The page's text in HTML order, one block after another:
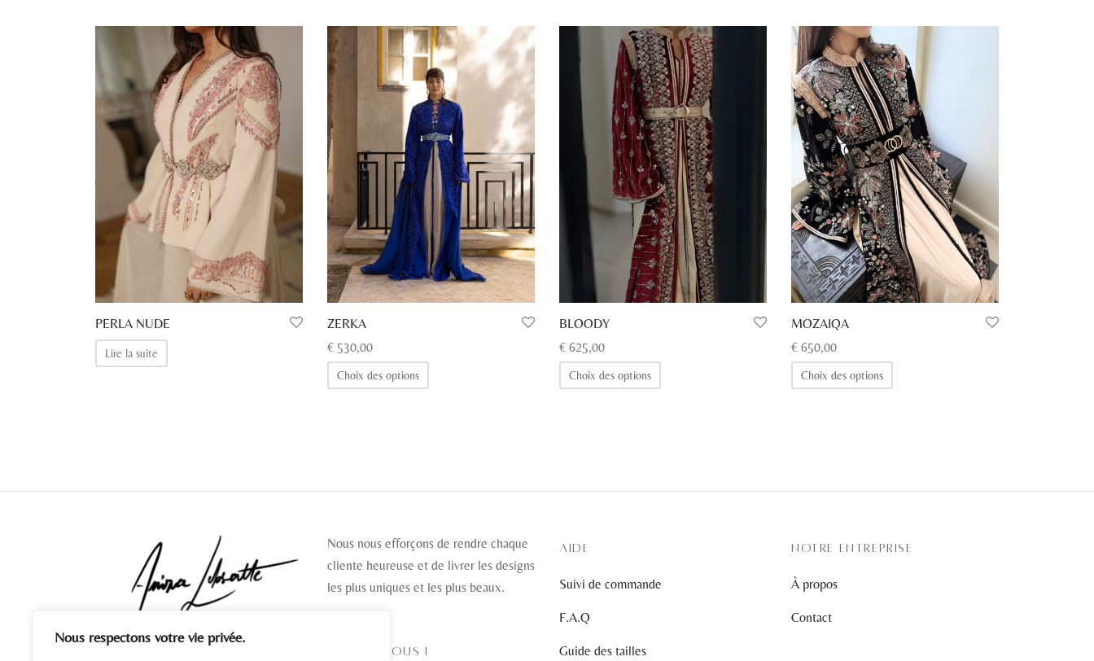
Nous respectons votre vie privée.
PERLA NUDE
Lire la suite
ZERKA
€ 530,00
Choix des options
produit
être
choisies
sur
BLOODY
€ 625,00
Choix des options
produit
sur
MOZAIQA
€ 650,00
Choix des options
produit
être
Nous nous efforçons de rendre chaque
cliente heureuse et de livrer les designs
les plus uniques et les plus beaux.
SUIVEZ-NOUS !
AIDE
Suivi de commande
F.A.Q
Guide des tailles
NOTRE ENTREPRISE
À propos
Contact